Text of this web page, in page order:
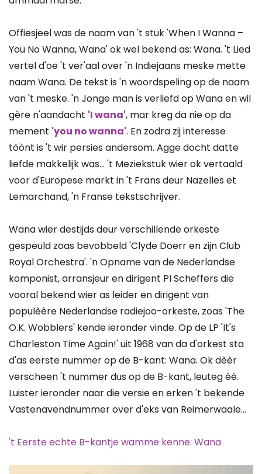
Offiesjeel was de naam van 't stuk 'When I Wanna –
You No Wanna, Wana' ok wel bekend as: Wana. 't Lied
vertel d'oe 't ver'aal over 'n Indiejaans meske mette
naam Wana. De tekst is 'n woordspeling op de naam
van 't meske. 'n Jonge man is verliefd op Wana en wil
gère n'aandacht 'I wana', mar kreg da nie op da
mement 'you no wanna'. En zodra zij interesse
tòònt is 't wir persies andersom. Agge docht datte
liefde makkelijk was... 't Meziekstuk wier ok vertaald
voor d'Europese markt in 't Frans deur Nazelles et
Lemarchand, 'n Franse tekstschrijver.
Wana wier destijds deur verschillende orkeste
gespeuld zoas bevobbeld 'Clyde Doerr en zijn Club
Royal Orchestra'. 'n Opname van de Nederlandse
komponist, arransjeur en dirigent PI Scheffers die
vooral bekend wier as leider en dirigent van
populèère Nederlandse radiejoo-orkeste, zoas 'The
O.K. Wobblers' kende ieronder vinde. Op de LP 'It's
Charleston Time Again!' uit 1968 van da d'orkest sta
d'as eerste nummer op de B-kant: Wana. Ok dèèr
verscheen 't nummer dus op de B-kant, leuteg éé.
Luister ieronder naar die versie en erken 't bekende
Vastenavendnummer over d'eks van Reimerwaale...
't Eerste echte B-kantje wamme kenne: Wana